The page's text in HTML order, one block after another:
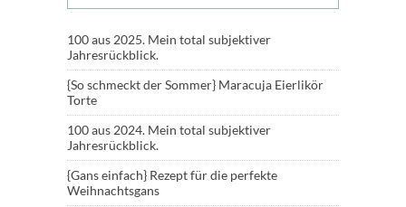
100 aus 2025. Mein total subjektiver
Jahresrückblick.
{So schmeckt der Sommer} Maracuja Eierlikör
Torte
100 aus 2024. Mein total subjektiver
Jahresrückblick.
{Gans einfach} Rezept für die perfekte
Weihnachtsgans